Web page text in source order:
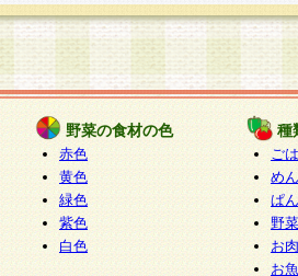
じるものとします。
登録希望者による会員登録手続
員登録の承認が完了した時点で会
れ、会員に対して適用されるもの
る個人情報は、すべて会員登録
たものと考えております。従っ
の提供を希望されない場合には、
しません が、提供されないこと
等をご利用いただけない場合があ
野菜の食材の色
赤色
黄色
緑色
紫色
白色
種
ご
めん
ぱん
野
お
お